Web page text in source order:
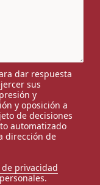
dar respuesta
sus
y
y oposición a
de decisiones
automatizado
dirección de
privacidad